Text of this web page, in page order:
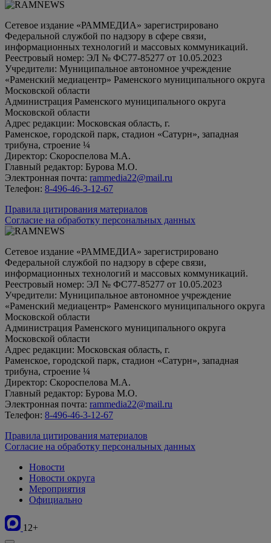
Сетевое издание «РАММЕДИА» зарегистрировано
Федеральной службой по надзору в сфере связи,
информационных технологий и массовых коммуникаций.
Реестровый номер: ЭЛ № ФС77-85277 от 10.05.2023
Учредители: Муниципальное автономное учреждение
«Раменский медиацентр» Раменского муниципального округа
Московской области
Администрация Раменского муниципального округа
Московской области
Адрес редакции: Московская область, г.
Раменское, городской парк, стадион «Сатурн», западная
трибуна, строение ¼
Директор: Скороспелова М.А.
Главный редактор: Бурова М.О.
Электронная почта: rammedia22@mail.ru
Телефон: 8-496-46-3-12-67
Правила цитирования материалов
Согласие на обработку персональных данных
Сетевое издание «РАММЕДИА» зарегистрировано
Федеральной службой по надзору в сфере связи,
информационных технологий и массовых коммуникаций.
Реестровый номер: ЭЛ № ФС77-85277 от 10.05.2023
Учредители: Муниципальное автономное учреждение
«Раменский медиацентр» Раменского муниципального округа
Московской области
Администрация Раменского муниципального округа
Московской области
Адрес редакции: Московская область, г.
Раменское, городской парк, стадион «Сатурн», западная
трибуна, строение ¼
Директор: Скороспелова М.А.
Главный редактор: Бурова М.О.
Электронная почта: rammedia22@mail.ru
Телефон: 8-496-46-3-12-67
Правила цитирования материалов
Согласие на обработку персональных данных
Новости
Новости округа
Мероприятия
Официально
12+